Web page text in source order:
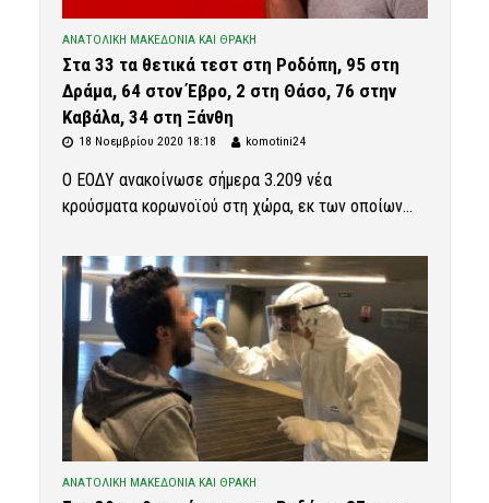
ΑΝΑΤΟΛΙΚΗ ΜΑΚΕΔΟΝΙΑ ΚΑΙ ΘΡΑΚΗ
Στα 33 τα θετικά τεστ στη Ροδόπη, 95 στη
Δράμα, 64 στον Έβρο, 2 στη Θάσο, 76 στην
Καβάλα, 34 στη Ξάνθη
18 Νοεμβρίου 2020 18:18 komotini24
Ο ΕΟΔΥ ανακοίνωσε σήμερα 3.209 νέα
κρούσματα κορωνοϊού στη χώρα, εκ των οποίων...
ΑΝΑΤΟΛΙΚΗ ΜΑΚΕΔΟΝΙΑ ΚΑΙ ΘΡΑΚΗ